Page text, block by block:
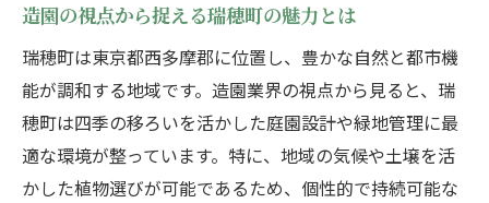
造園の視点から捉える瑞穂町の魅力とは
瑞穂町は東京都西多摩郡に位置し、豊かな自然と都市機
能が調和する地域です。造園業界の視点から見ると、瑞
穂町は四季の移ろいを活かした庭園設計や緑地管理に最
適な環境が整っています。特に、地域の気候や土壌を活
かした植物選びが可能であるため、個性的で持続可能な